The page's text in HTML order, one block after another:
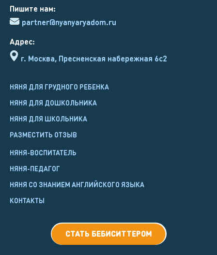
Адрес:
г. Москва, Пресненская набережная 6с2
НЯНЯ ДЛЯ ГРУДНОГО РЕБЕНКА
НЯНЯ ДЛЯ ДОШКОЛЬНИКА
НЯНЯ ДЛЯ ШКОЛЬНИКА
РАЗМЕСТИТЬ ОТЗЫВ
Пишите нам:
partner@nyanyaryadom.ru
НЯНЯ-ВОСПИТАТЕЛЬ
НЯНЯ-ПЕДАГОГ
НЯНЯ СО ЗНАНИЕМ АНГЛИЙСКОГО ЯЗЫКА
КОНТАКТЫ
СТАТЬ БЕБИСИТТЕРОМ